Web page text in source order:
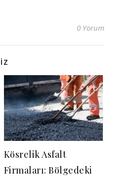
0 Yorum
Kösrelik Asfalt
Firmaları: Bölgedeki